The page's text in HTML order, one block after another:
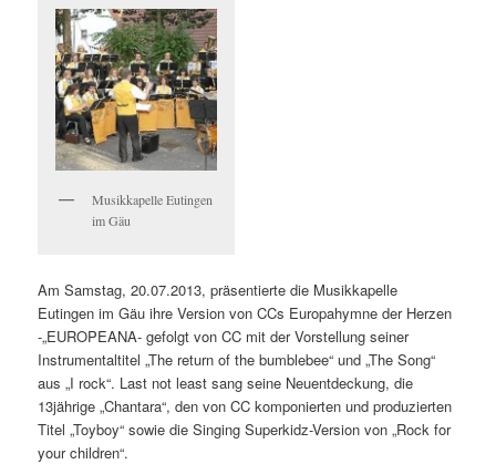
Musikkapelle Eutingen
im Gäu
Am Samstag, 20.07.2013, präsentierte die Musikkapelle
Eutingen im Gäu ihre Version von CCs Europahymne der Herzen
-„EUROPEANA- gefolgt von CC mit der Vorstellung seiner
Instrumentaltitel „The return of the bumblebee“ und „The Song“
aus „I rock“. Last not least sang seine Neuentdeckung, die
13jährige „Chantara“, den von CC komponierten und produzierten
Titel „Toyboy“ sowie die Singing Superkidz-Version von „Rock for
your children“.